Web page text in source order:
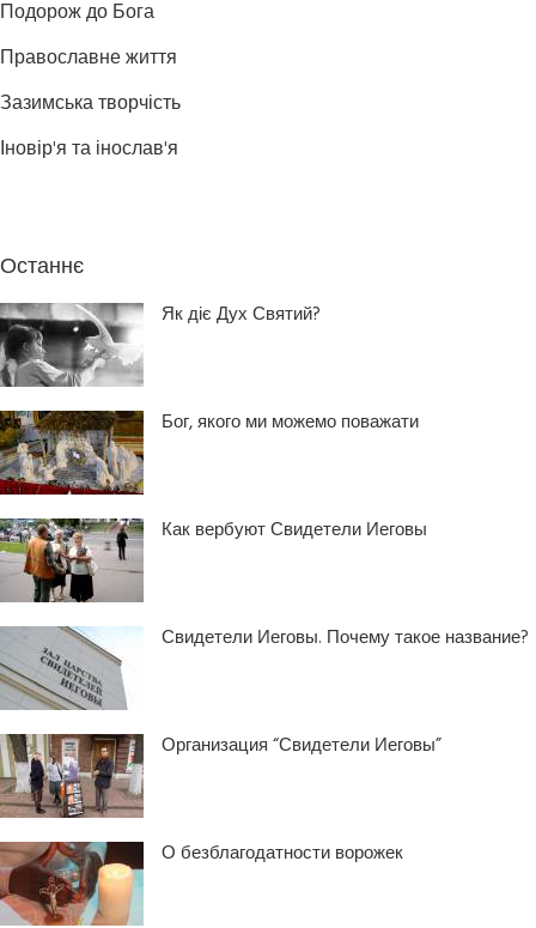
Подорож до Бога
Православне життя
Зазимська творчість
Іновір'я та інослав'я
Останнє
Як діє Дух Святий?
Бог, якого ми можемо поважати
Как вербуют Свидетели Иеговы
Свидетели Иеговы. Почему такое название?
Организация “Свидетели Иеговы”
О безблагодатности ворожек